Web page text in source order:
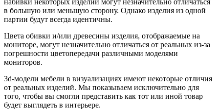
набивки некоторых изделий могут незначительно отличаться
в большую или меньшую сторону. Однако изделия из одной
партии будут всегда идентичны.
Цвета обивки и/или древесины изделия, отображаемые на
мониторе, могут незначительно отличаться от реальных из-за
погрешности цветопередачи различными моделями
мониторов.
3d-модели мебели в визуализациях имеют некоторые отличия
от реальных изделий. Мы показываем исключительно для
того, чтобы вы смогли представить как тот или иной товар
будет выглядеть в интерьере.